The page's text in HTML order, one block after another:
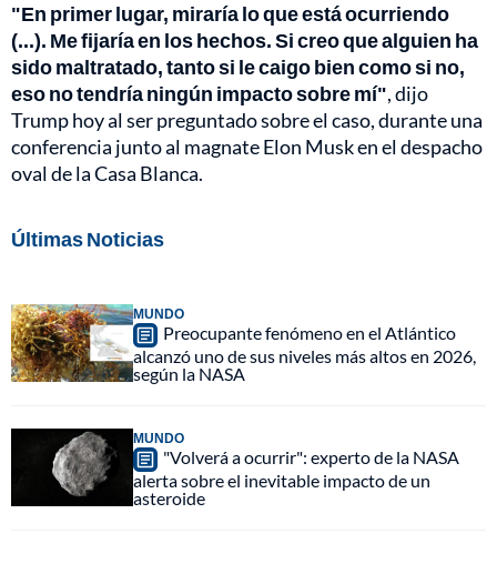
"En primer lugar, miraría lo que está ocurriendo
(...). Me fijaría en los hechos. Si creo que alguien ha
sido maltratado, tanto si le caigo bien como si no,
eso no tendría ningún impacto sobre mí", dijo
Trump hoy al ser preguntado sobre el caso, durante una
conferencia junto al magnate Elon Musk en el despacho
oval de la Casa Blanca.
Últimas Noticias
MUNDO
Preocupante fenómeno en el Atlántico
alcanzó uno de sus niveles más altos en 2026,
según la NASA
MUNDO
"Volverá a ocurrir": experto de la NASA
alerta sobre el inevitable impacto de un
asteroide